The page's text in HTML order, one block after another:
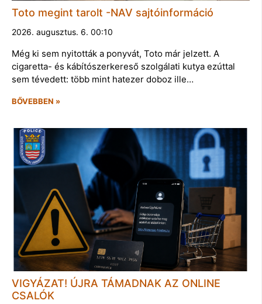
Toto megint tarolt -NAV sajtóinformáció
2026. augusztus. 6. 00:10
Még ki sem nyitották a ponyvát, Toto már jelzett. A
cigaretta- és kábítószerkereső szolgálati kutya ezúttal
sem tévedett: több mint hatezer doboz ille…
BŐVEBBEN »
VIGYÁZAT! ÚJRA TÁMADNAK AZ ONLINE
CSALÓK